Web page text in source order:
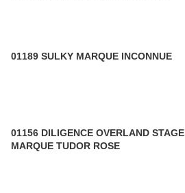
01189 SULKY MARQUE INCONNUE
01156 DILIGENCE OVERLAND STAGE
MARQUE TUDOR ROSE